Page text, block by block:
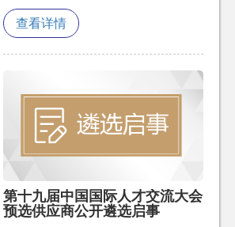
工作，深圳国际人才交流中心对“展
会公共区域工程”项目采用竞争性谈
查看详情
第十九届中国国际人才交流大会
预选供应商公开遴选启事